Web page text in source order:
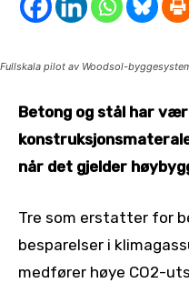
Fullskala pilot av Woodsol-
Betong og stål har
når det gjelder
Tre som erstatter for
besparelser i
medfører høye CO2-